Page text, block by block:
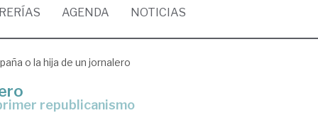
AGENDA NOTICIAS
o la hija de un jornalero
republicanismo